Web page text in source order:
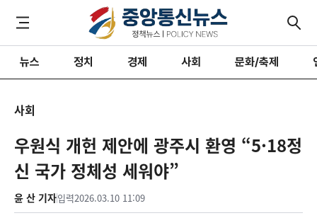
뉴스 정치 경제 사회 문화/축제
사회
우원식 개헌 제안에 광주시 환영 “5·18정
신 국가 정체성 세워야”
윤 산 기자입력2026.03.10 11:09